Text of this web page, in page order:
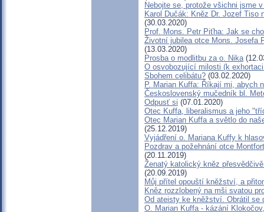
Nebojte se, protože všichni jsme
Karol Dučák: Kněz Dr. Jozef
(30.03.2020)
Prof. Mons. Petr Piťha: Jak se
Životní jubilea otce Mons. Josefa
(13.03.2020)
Prosba o modlitbu za o. Nika
O osvobozující milosti (k
Sbohem celibátu? (03.02.2020)
P. Marian Kuffa: Říkají mi, abych
Československý mučedník bl.
Odpusť si (07.01.2020)
Otec Kuffa, liberalismus a jeho
Otec Marian Kuffa a světlo do
(25.12.2019)
Vyjádření o. Mariana Kuffy k
Pozdrav a požehnání otce
(20.11.2019)
Ženatý katolický kněz
(20.09.2019)
Můj přítel opouští kněžství, a
Kněz rozzlobený na mši svatou
Od ateisty ke kněžství. Obrátil se
O. Marian Kuffa - kázání